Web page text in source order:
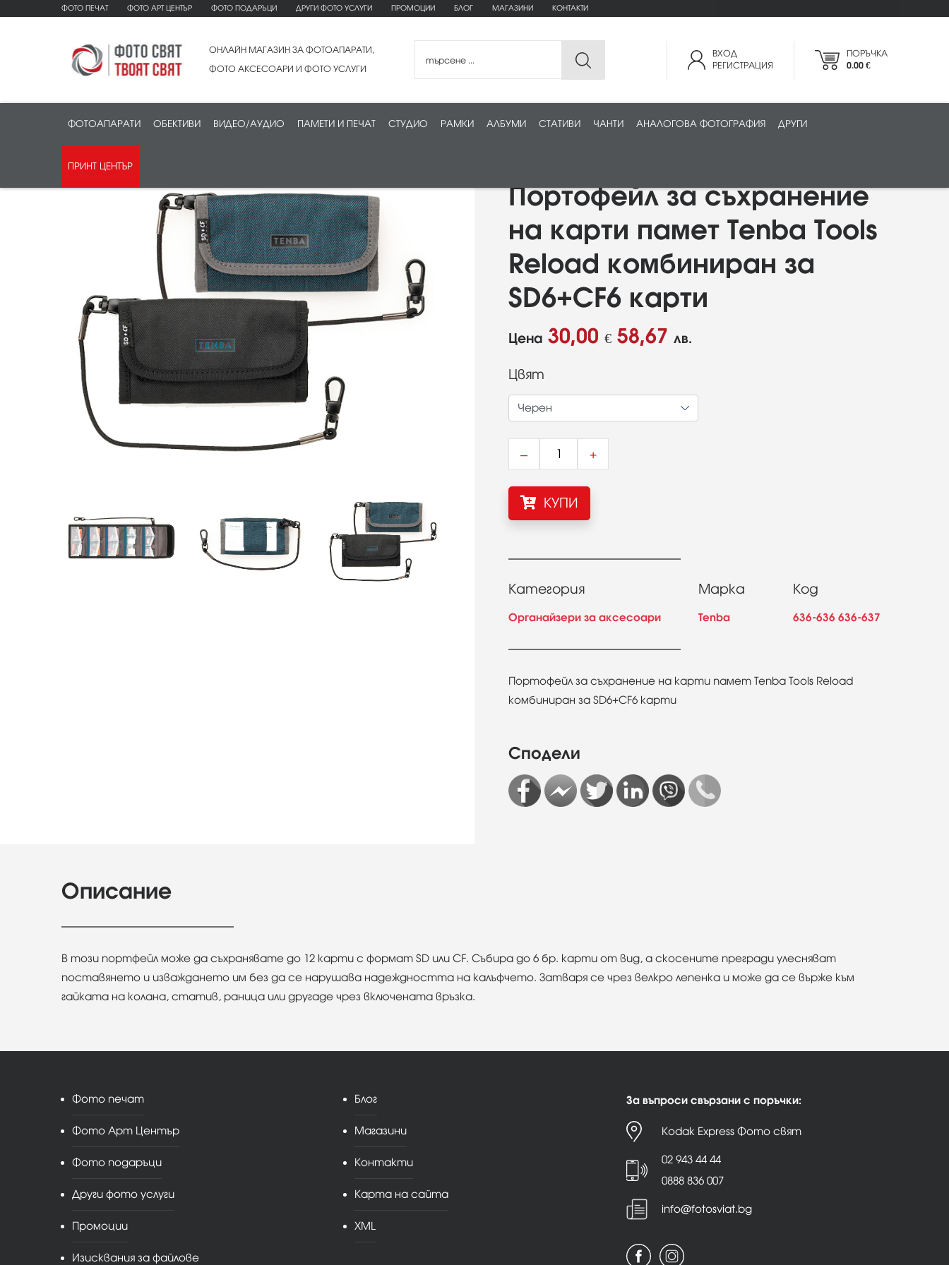
ФОТО ПЕЧАТ ФОТО АРТ ЦЕНТЪР ФОТО ПОДАРЪЦИ ДРУГИ ФОТО УСЛУГИ ПРОМОЦИИ БЛОГ МАГАЗИНИ КОНТАКТИ
ОНЛАЙН МАГАЗИН ЗА ФОТОАПАРАТИ,
ФОТО АКСЕСОАРИ И ФОТО УСЛУГИ
ВХОД
РЕГИСТРАЦИЯ
ПОРЪЧКА
0.00 €
ФОТОАПАРАТИ ОБЕКТИВИ ВИДЕО/АУДИО ПАМЕТИ И ПЕЧАТ СТУДИО РАМКИ АЛБУМИ СТАТИВИ ЧАНТИ АНАЛОГОВА ФОТОГРАФИЯ ДРУГИ
ПРИНТ ЦЕНТЪР
Портофейл за съхранение
на карти памет Tenba Tools
Reload комбиниран за
SD6+CF6 карти
Цена 30,00 € 58,67 лв.
Цвят
– +
КУПИ
Категория
Органайзери за аксесоари
Марка
Tenba
Код
636-636 636-637
Портофейл за съхранение на карти памет Tenba Tools Reload
комбиниран за SD6+CF6 карти
Сподели
Описание
В този портфейл може да съхранявате до 12 карти с формат SD или CF. Събира до 6 бр. карти от вид, а скосените прегради улесняват
поставянето и изваждането им без да се нарушава надеждността на калъфчето. Затваря се чрез велкро лепенка и може да се върже към
гайката на колана, статив, раница или другаде чрез включената връзка.
Фото печат
Фото Арт Център
Фото подаръци
Други фото услуги
Промоции
Изисквания за файлове
Блог
Магазини
Контакти
Карта на сайта
XML
За въпроси свързани с поръчки:
Kodak Express Фото свят
02 943 44 44
0888 836 007
info@fotosviat.bg